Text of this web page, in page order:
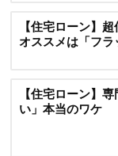
【住宅ローン】
オススメは「フラ
【住宅ローン】
い」本当のワケ